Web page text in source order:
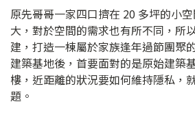
原先哥哥一家四口擠在 20 多坪的小
大，對於空間的需求也有所不同，所
建，打造一棟屬於家族逢年過節團聚
建築基地後，首要面對的是原始建築
樓，近距離的狀況要如何維持隱私，
題。